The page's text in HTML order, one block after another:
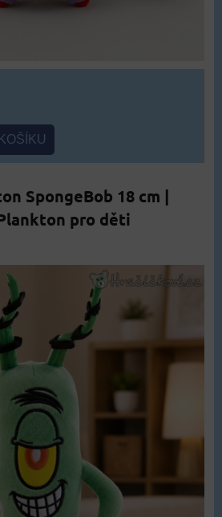
SpongeBob 18 cm |
pro děti